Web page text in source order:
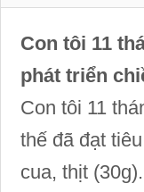
Con tôi 11
phát triển
Con tôi 11
thế đã đạt
cua, thịt